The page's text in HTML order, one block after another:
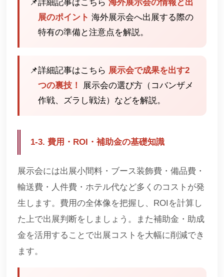
📌詳細記事はこちら 海外展示会の情報と出
展のポイント 海外展示会へ出展する際の
特有の準備と注意点を解説。
📌詳細記事はこちら 展示会で成果を出す2
つの裏技！
展示会の選び方（コバンザメ
作戦、ズラし戦法）などを解説。
1-3. 費用・ROI・補助金の基礎知識
展示会には出展小間料・ブース装飾費・備品費・
輸送費・人件費・ホテル代など多くのコストが発
生します。費用の全体像を把握し、ROIを計算し
た上で出展判断をしましょう。また補助金・助成
金を活用することで出展コストを大幅に削減でき
ます。